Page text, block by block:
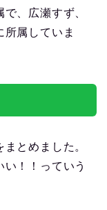
、広瀬すず、
属していま
とめました。
！！っていう